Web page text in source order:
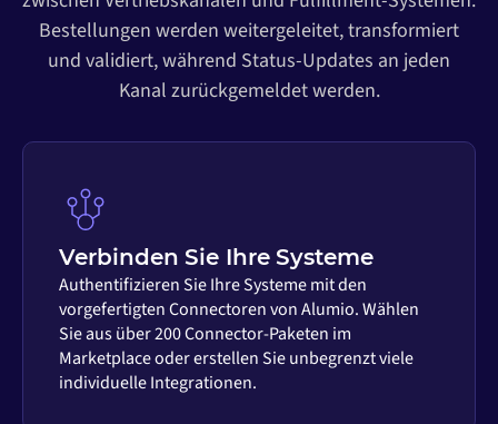
Bestellungen werden weitergeleitet, transformiert
und validiert, während Status-Updates an jeden
Kanal zurückgemeldet werden.
Verbinden Sie Ihre Systeme
Authentifizieren Sie Ihre Systeme mit den
vorgefertigten Connectoren von Alumio. Wählen
Sie aus über 200 Connector-Paketen im
Marketplace oder erstellen Sie unbegrenzt viele
individuelle Integrationen.